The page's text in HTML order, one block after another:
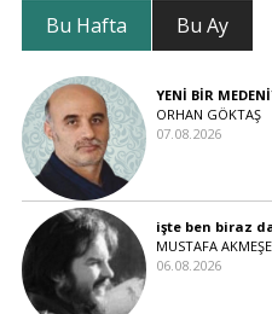
Bu Hafta Bu Ay
YENİ BİR
ORHAN GÖKTAŞ
07.08.2026
işte ben biraz
MUSTAFA AKMEŞE
06.08.2026